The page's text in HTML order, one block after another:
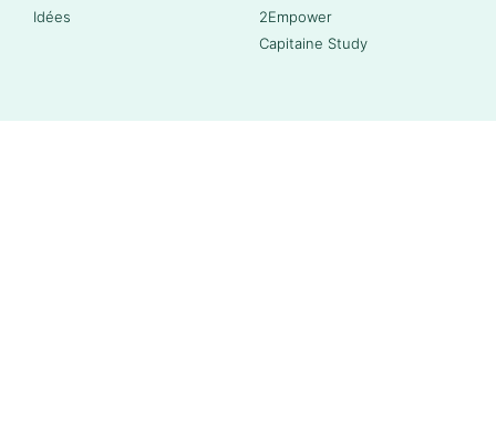
Idées
2Empower
Capitaine Study